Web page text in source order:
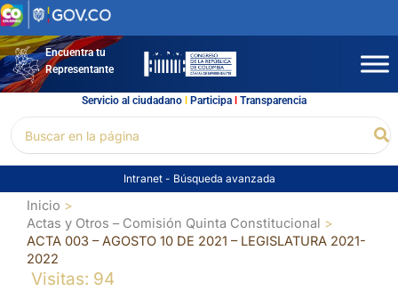
Ir
al
contenidoEncuentra tu
Representante
Servicio al ciudadano l Participal Transparencia
por:
Intranet - Búsqueda avanzada
Inicio
Actas y Otros – Comisión Quinta Constitucional
ACTA 003 – AGOSTO 10 DE 2021 – LEGISLATURA 2021-
2022
Visitas: 94